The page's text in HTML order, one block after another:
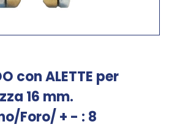
con ALETTE per
16 mm.
Foro/ + - : 8